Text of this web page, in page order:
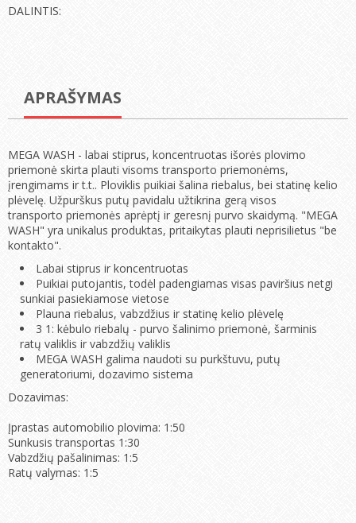
DALINTIS:
APRAŠYMAS
MEGA WASH - labai stiprus, koncentruotas išorės plovimo
priemonė skirta plauti visoms transporto priemonėms,
įrengimams ir t.t.. Ploviklis puikiai šalina riebalus, bei statinę kelio
plėvelę. Užpurškus putų pavidalu užtikrina gerą visos
transporto priemonės aprėptį ir geresnį purvo skaidymą. "MEGA
WASH" yra unikalus produktas, pritaikytas plauti neprisilietus "be
kontakto".
Labai stiprus ir koncentruotas
Puikiai putojantis, todėl padengiamas visas paviršius netgi
sunkiai pasiekiamose vietose
Plauna riebalus, vabzdžius ir statinę kelio plėvelę
3 1: kėbulo riebalų - purvo šalinimo priemonė, šarminis
ratų valiklis ir vabzdžių valiklis
MEGA WASH galima naudoti su purkštuvu, putų
generatoriumi, dozavimo sistema
Dozavimas:
Įprastas automobilio plovima: 1:50
Sunkusis transportas 1:30
Vabzdžių pašalinimas: 1:5
Ratų valymas: 1:5